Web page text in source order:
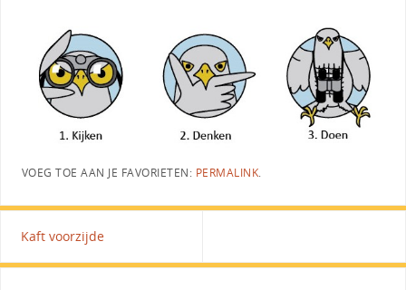
VOEG TOE AAN JE FAVORIETEN: PERMALINK.
Kaft voorzijde